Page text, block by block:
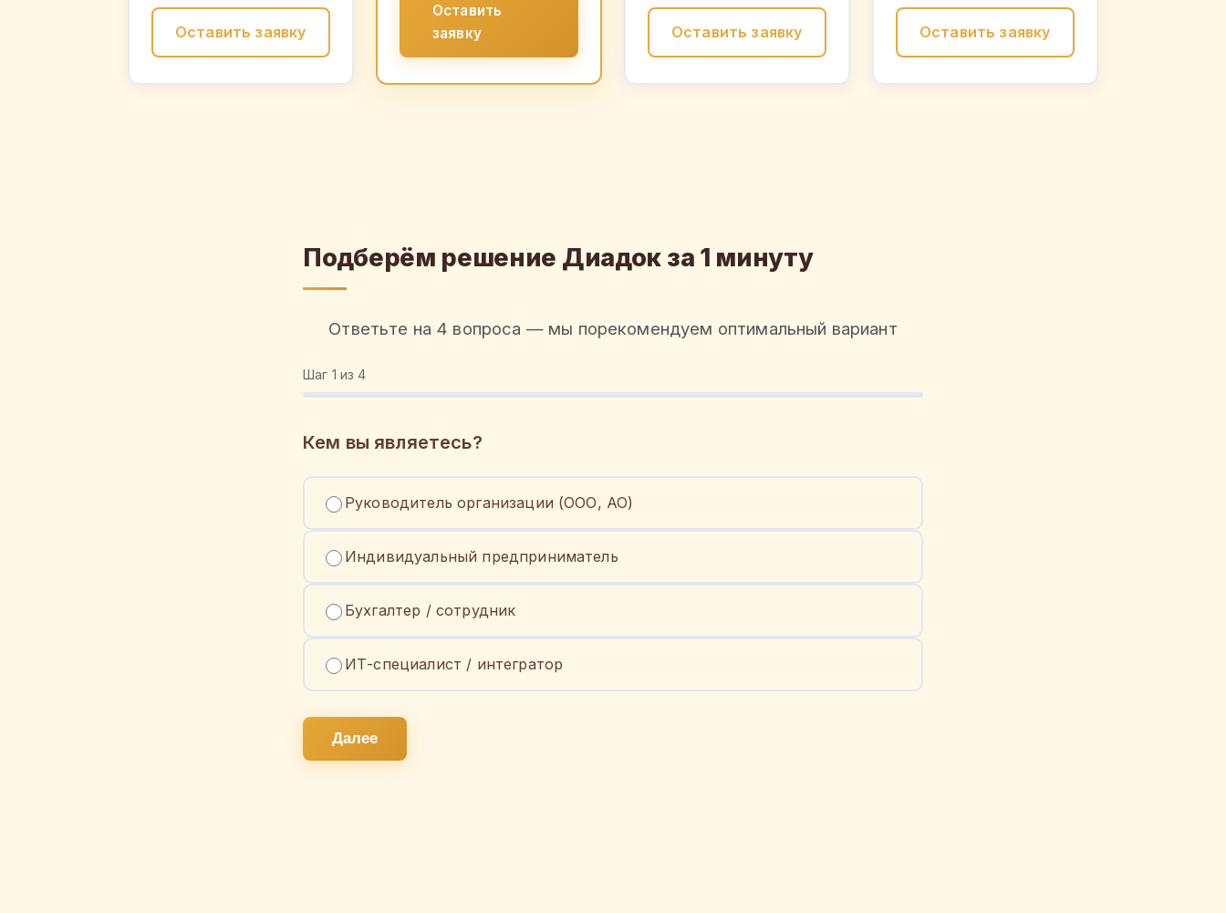
Оставить заявку
Оставить
заявку
Оставить заявку Оставить заявку
Подберём решение Диадок за 1 минуту
Ответьте на 4 вопроса — мы порекомендуем оптимальный вариант
Шаг 1 из 4
Кем вы являетесь?
Руководитель организации (ООО, АО)
Индивидуальный предприниматель
Бухгалтер / сотрудник
ИТ-специалист / интегратор
Далее